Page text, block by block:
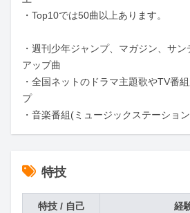
・Top10では50曲以上あります。
・週刊少年ジャンプ、マガジン、サ
アップ曲
・全国ネットのドラマ主題歌やTV番
プ
・音楽番組(ミュージックステーショ
特技
特技 / 自己
経